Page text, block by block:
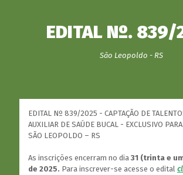
EDITAL Nº. 839/
São Leopoldo - RS
EDITAL Nº 839/2025 - CAPTAÇÃO DE
AUXILIAR DE SAÚDE BUCAL - EXCLUSIVO
SÃO LEOPOLDO – RS
As inscrições encerram no dia 31 (trinta e
de 2025. Para inscrever-se acesse o edital